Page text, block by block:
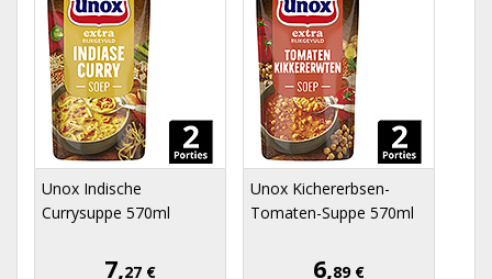
Unox Indische
Currysuppe 570ml
7,27 €
Unox Kichererbsen-
Tomaten-Suppe 570ml
6,89 €